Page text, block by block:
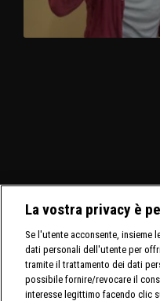
La vostra privacy è
Se l'utente acconsente, insieme
dati personali dell'utente per
tramite il trattamento dei dati
possibile fornire/revocare il
interesse legittimo facendo clic